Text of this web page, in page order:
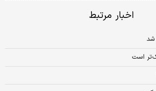
اخبار مرتبط
شد
است